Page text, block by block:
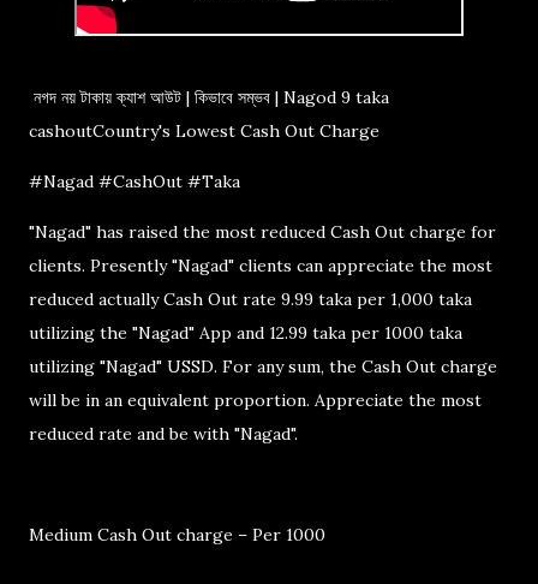
নগদ নয় টাকায় ক্যাশ আউট | কিভাবে সম্ভব | Nagod 9 taka
cashoutCountry's Lowest Cash Out Charge
#Nagad #CashOut #Taka
"Nagad" has raised the most reduced Cash Out charge for
clients. Presently "Nagad" clients can appreciate the most
reduced actually Cash Out rate 9.99 taka per 1,000 taka
utilizing the "Nagad" App and 12.99 taka per 1000 taka
utilizing "Nagad" USSD. For any sum, the Cash Out charge
will be in an equivalent proportion. Appreciate the most
reduced rate and be with "Nagad".
Medium Cash Out charge – Per 1000